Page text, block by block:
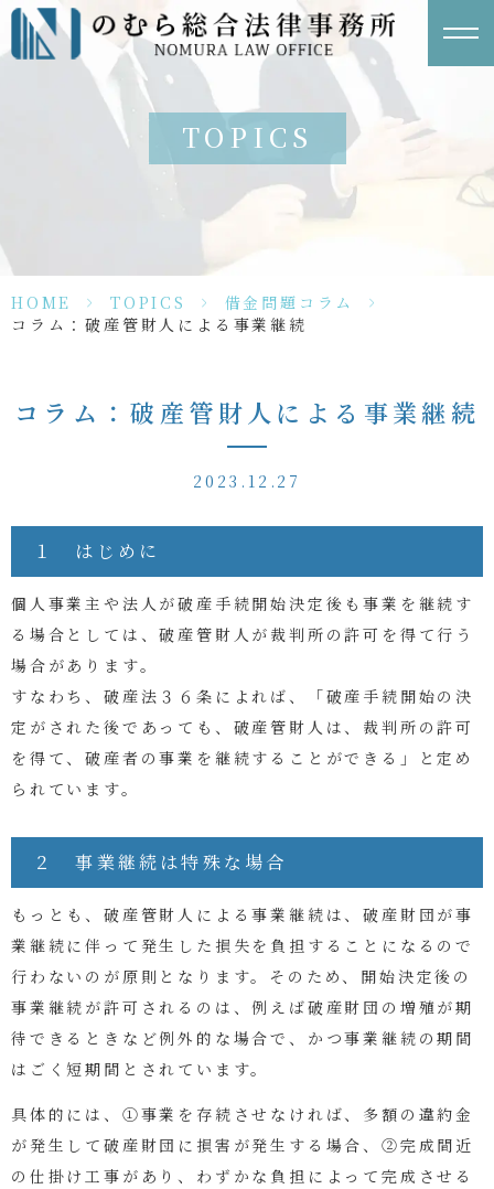
TOPICS
HOME > TOPICS > 借金問題コラム
>
コラム：破産管財人による事業継続
コラム：破産管財人による事業継続
2023.12.27
１ はじめに
個人事業主や法人が破産手続開始決定後も事業を継続す
る場合としては、破産管財人が裁判所の許可を得て行う
場合があります。
すなわち、破産法３６条によれば、「破産手続開始の決
定がされた後であっても、破産管財人は、裁判所の許可
を得て、破産者の事業を継続することができる」と定め
られています。
２ 事業継続は特殊な場合
もっとも、破産管財人による事業継続は、破産財団が事
業継続に伴って発生した損失を負担することになるので
行わないのが原則となります。そのため、開始決定後の
事業継続が許可されるのは、例えば破産財団の増殖が期
待できるときなど例外的な場合で、かつ事業継続の期間
はごく短期間とされています。
具体的には、①事業を存続させなければ、多額の違約金
が発生して破産財団に損害が発生する場合、②完成間近
の仕掛け工事があり、わずかな負担によって完成させる